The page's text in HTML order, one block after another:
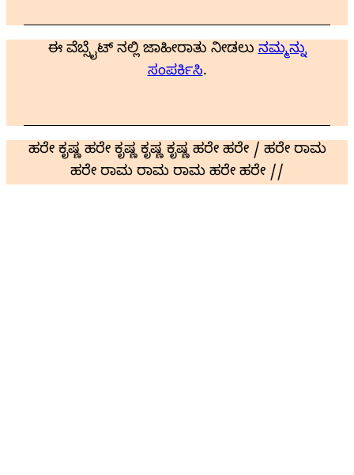
ಈ ವೆಬ್ಸೈಟ್ ನಲ್ಲಿ ಜಾಹೀರಾತು ನೀಡಲುನಮ್ಮನ್ನು
ಸಂಪರ್ಕಿಸಿ.
ಹರೇ ಕೃಷ್ಣ ಹರೇ ಕೃಷ್ಣ ಕೃಷ್ಣ ಕೃಷ್ಣ ಹರೇ ಹರೇ / ಹರೇ ರಾಮ
ಹರೇ ರಾಮ ರಾಮ ರಾಮ ಹರೇ ಹರೇ //